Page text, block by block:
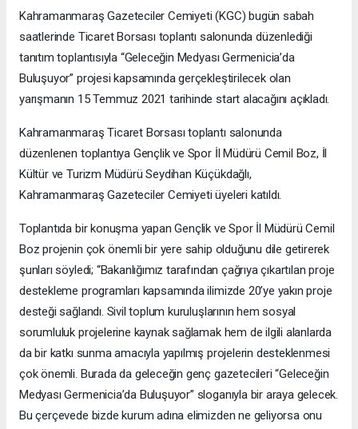
Kahramanmaraş Gazeteciler Cemiyeti (KGC) bugün sabah
saatlerinde Ticaret Borsası toplantı salonunda düzenlediği
tanıtım toplantısıyla “Geleceğin Medyası Germenicia’da
Buluşuyor” projesi kapsamında gerçekleştirilecek olan
yarışmanın 15 Temmuz 2021 tarihinde start alacağını açıkladı.
Kahramanmaraş Ticaret Borsası toplantı salonunda
düzenlenen toplantıya Gençlik ve Spor İl Müdürü Cemil Boz, İl
Kültür ve Turizm Müdürü Seydihan Küçükdağlı,
Kahramanmaraş Gazeteciler Cemiyeti üyeleri katıldı.
Toplantıda bir konuşma yapan Gençlik ve Spor İl Müdürü Cemil
Boz projenin çok önemli bir yere sahip olduğunu dile getirerek
şunları söyledi; “Bakanlığımız tarafından çağrıya çıkartılan proje
destekleme programları kapsamında ilimizde 20’ye yakın proje
desteği sağlandı. Sivil toplum kuruluşlarının hem sosyal
sorumluluk projelerine kaynak sağlamak hem de ilgili alanlarda
da bir katkı sunma amacıyla yapılmış projelerin desteklenmesi
çok önemli. Burada da geleceğin genç gazetecileri “Geleceğin
Medyası Germenicia’da Buluşuyor” sloganıyla bir araya gelecek.
Bu çerçevede bizde kurum adına elimizden ne geliyorsa onu